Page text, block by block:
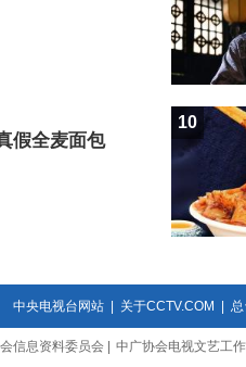
假全麦面包
10
中央电视台网站| 关于CCTV.COM
信息资料委员会 中广协会电视文艺工